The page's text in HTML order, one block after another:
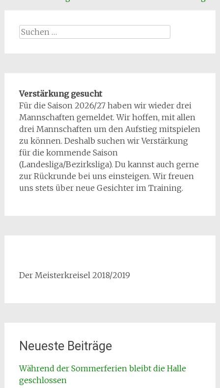
Suchen
Verstärkung gesucht
Für die Saison 2026/27 haben wir wieder drei
Mannschaften gemeldet. Wir hoffen, mit allen
drei Mannschaften um den Aufstieg mitspielen
zu können. Deshalb suchen wir Verstärkung
für die kommende Saison
(Landesliga/Bezirksliga). Du kannst auch gerne
zur Rückrunde bei uns einsteigen. Wir freuen
uns stets über neue Gesichter im Training.
Der Meisterkreisel 2018/2019
Neueste Beiträge
Während der Sommerferien bleibt die Halle
geschlossen